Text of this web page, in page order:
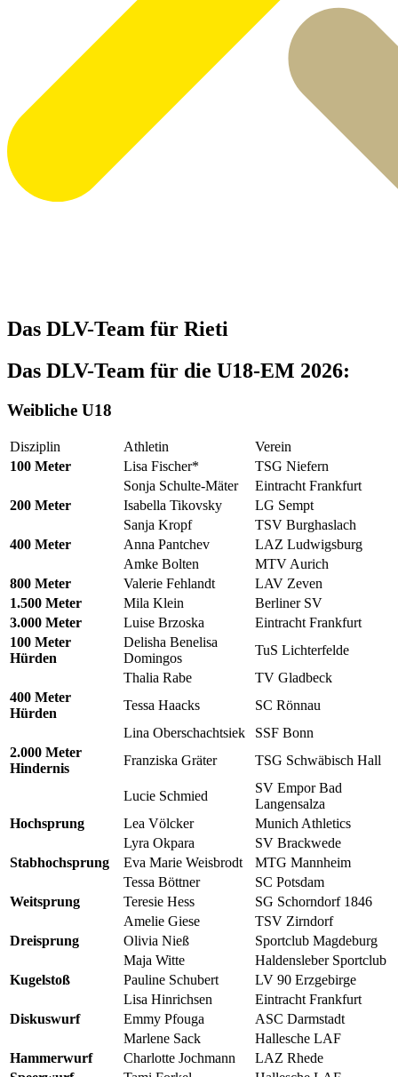
Das DLV-Team für Rieti
Das DLV-Team für die U18-EM 2026:
Weibliche U18
Disziplin Athletin
Verein
100 Meter
Lisa Fischer*
TSG Niefern
Sonja Schulte-Mäter
Eintracht Frankfurt
200 Meter
Isabella Tikovsky
LG Sempt
Sanja Kropf
TSV Burghaslach
400 Meter
Anna Pantchev
LAZ Ludwigsburg
Amke Bolten
MTV Aurich
800 Meter
Valerie Fehlandt
LAV Zeven
1.500 Meter
Mila Klein
Berliner SV
3.000 Meter
Luise Brzoska
Eintracht Frankfurt
100 Meter
Hürden
Delisha Benelisa
Domingos
TuS Lichterfelde
Thalia Rabe
TV Gladbeck
400 Meter
Hürden
Tessa Haacks
SC Rönnau
Lina Oberschachtsiek
SSF Bonn
2.000 Meter
Hindernis
Franziska Gräter TSG Schwäbisch Hall
Lucie Schmied
SV Empor Bad
Langensalza
Hochsprung
Lea Völcker
Munich Athletics
Lyra Okpara
SV Brackwede
Stabhochsprung
Eva Marie Weisbrodt
MTG Mannheim
Tessa Böttner
SC Potsdam
Weitsprung
Teresie Hess
SG Schorndorf 1846
Amelie Giese
TSV Zirndorf
Dreisprung
Olivia Nieß
Sportclub Magdeburg
Maja Witte
Haldensleber Sportclub
Kugelstoß
Pauline Schubert
LV 90 Erzgebirge
Lisa Hinrichsen
Eintracht Frankfurt
Diskuswurf
Emmy Pfouga
ASC Darmstadt
Marlene Sack
Hallesche LAF
Hammerwurf
Charlotte Jochmann
LAZ Rhede